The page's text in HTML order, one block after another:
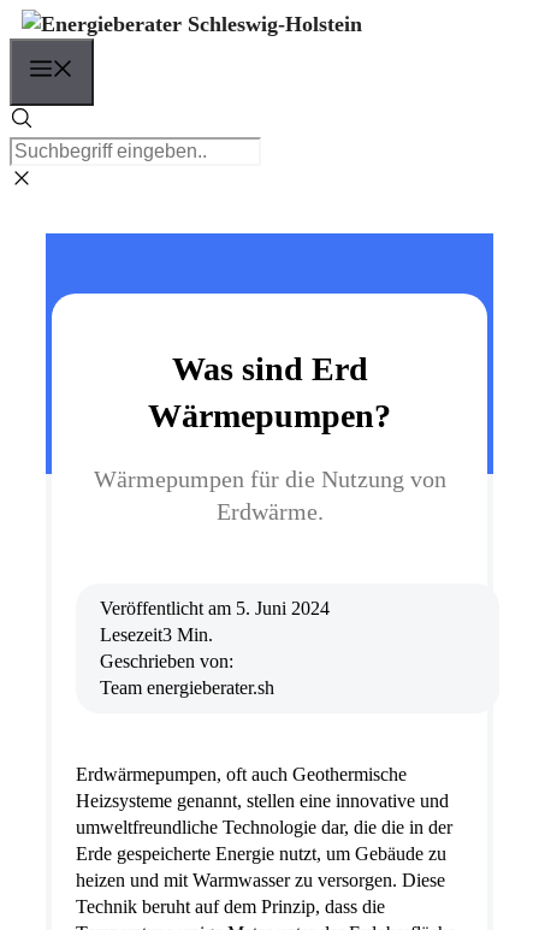
Zum
Inhalt
springen
Was sind Erd
Wärmepumpen?
Wärmepumpen für die Nutzung von
Erdwärme.
Veröffentlicht am 5. Juni 2024
Lesezeit3 Min.
Geschrieben von:
Team energieberater.sh
Erdwärmepumpen, oft auch Geothermische
Heizsysteme genannt, stellen eine innovative und
umweltfreundliche Technologie dar, die die in der
Erde gespeicherte Energie nutzt, um Gebäude zu
heizen und mit Warmwasser zu versorgen. Diese
Technik beruht auf dem Prinzip, dass die